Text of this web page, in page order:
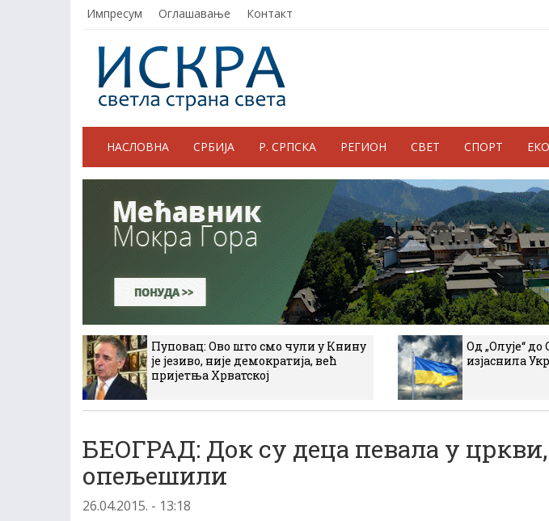
Импресум Оглашавање Контакт
НАСЛОВНА СРБИЈА Р. СРПСКА РЕГИОН СВЕТ СПОРТ
Пуповац: Ово што смо чули у Книну
је језиво, није демократија, већ
пријетња Хрватској
Од „Олује“
изјаснила
БЕОГРАД: Док су деца певала у
опељешили
26.04.2015. - 13:18